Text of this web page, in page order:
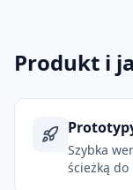
Produkt i
Szybka
ścieżką